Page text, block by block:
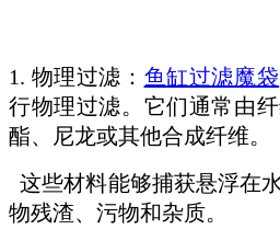
1. 物理过滤： 鱼缸过滤魔袋
行物理过滤。它们通常由
酯、尼龙或其他合成纤维。
这些材料能够捕获悬浮在
物残渣、污物和杂质。